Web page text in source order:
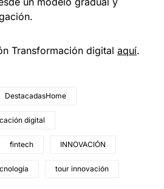
Transformación digital aquí.
DestacadasHome
digital
fintech INNOVACIÓN
tour innovación